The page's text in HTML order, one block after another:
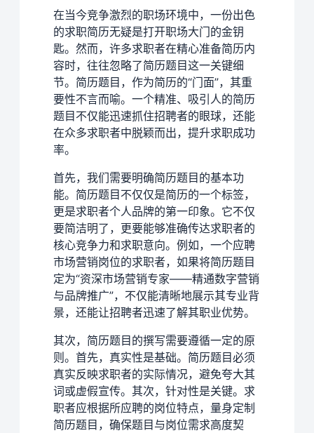
在当今竞争激烈的职场环境中，一份出色
的求职简历无疑是打开职场大门的金钥
匙。然而，许多求职者在精心准备简历内
容时，往往忽略了简历题目这一关键细
节。简历题目，作为简历的“门面”，其重
要性不言而喻。一个精准、吸引人的简历
题目不仅能迅速抓住招聘者的眼球，还能
在众多求职者中脱颖而出，提升求职成功
率。
首先，我们需要明确简历题目的基本功
能。简历题目不仅仅是简历的一个标签，
更是求职者个人品牌的第一印象。它不仅
要简洁明了，更要能够准确传达求职者的
核心竞争力和求职意向。例如，一个应聘
市场营销岗位的求职者，如果将简历题目
定为“资深市场营销专家——精通数字营销
与品牌推广”，不仅能清晰地展示其专业背
景，还能让招聘者迅速了解其职业优势。
其次，简历题目的撰写需要遵循一定的原
则。首先，真实性是基础。简历题目必须
真实反映求职者的实际情况，避免夸大其
词或虚假宣传。其次，针对性是关键。求
职者应根据所应聘的岗位特点，量身定制
简历题目，确保题目与岗位需求高度契